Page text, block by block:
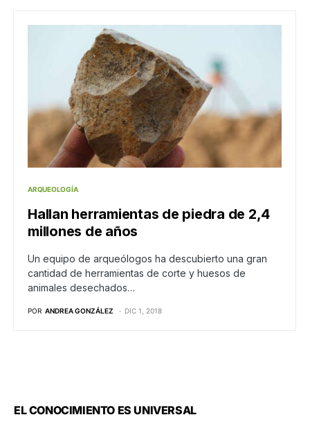
ARQUEOLOGÍA
Hallan herramientas de piedra de 2,4
millones de años
Un equipo de arqueólogos ha descubierto una gran
cantidad de herramientas de corte y huesos de
animales desechados…
POR ANDREA GONZÁLEZ DIC 1, 2018
EL CONOCIMIENTO ES UNIVERSAL